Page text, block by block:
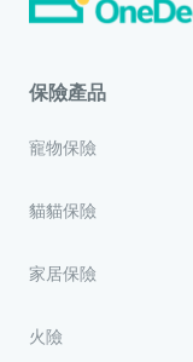
保險產品
寵物保險
貓貓保險
家居保險
火險